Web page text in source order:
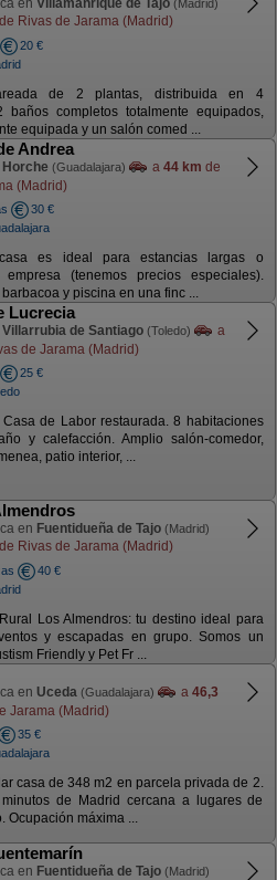
en Villamanrique de Tajo (Madrid)
de Rivas de Jarama (Madrid)
20 €
de 2 plantas, distribuida en 4
baños completos totalmente equipados,
equipada y un salón comed ...
Andrea
Horche (Guadalajara) a 44 km de
(Madrid)
30 €
es ideal para estancias largas o
(tenemos precios especiales).
y piscina en una finc ...
Lucrecia
Villarrubia de Santiago (Toledo)
a
de Jarama (Madrid)
25 €
Casa de Labor restaurada. 8 habitaciones
y calefacción. Amplio salón-comedor,
patio interior, ...
en Fuentidueña de Tajo (Madrid)
de Rivas de Jarama (Madrid)
40 €
Los Almendros: tu destino ideal para
y escapadas en grupo. Somos un
Friendly y Pet Fr ...
en Uceda (Guadalajara) a 46,3
Jarama (Madrid)
35 €
casa de 348 m2 en parcela privada de 2.
de Madrid cercana a lugares de
Ocupación máxima ...
en Fuentidueña de Tajo (Madrid)